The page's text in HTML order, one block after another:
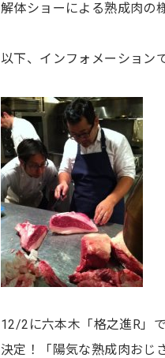
解体ショーによる熟成肉の
以下、インフォメーションで
12/2に六本木「格之進R」
決定！「陽気な熟成肉おじ